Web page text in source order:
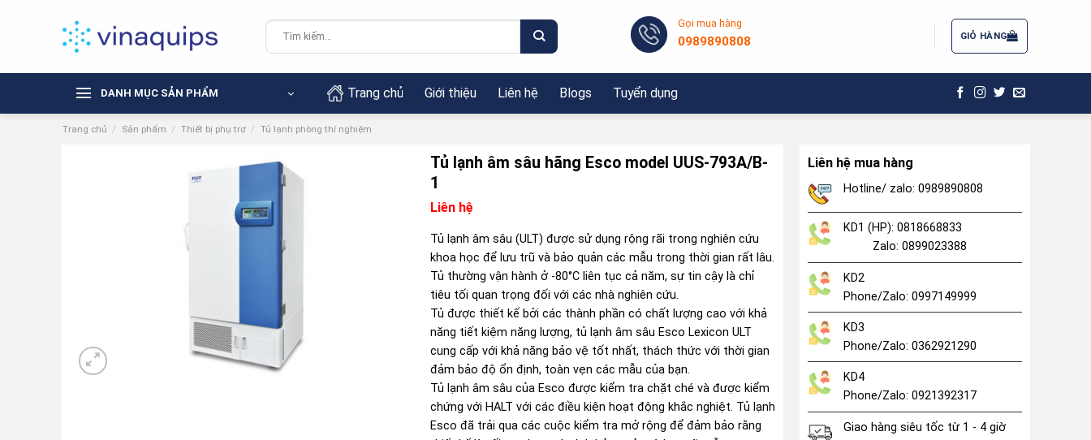
Tìm
kiếm:
Gọi mua hàng
0989890808 GIỎ HÀNG
DANH MỤC SẢN PHẨM Trang chủ Giới thiệu Liên hệ Blogs Tuyển dụng
Trang chủ / Sản phẩm / Thiết bị phụ trợ / Tủ lạnh phòng thí nghiệm
Tủ lạnh âm sâu hãng Esco model UUS-793A/B-
1
Liên hệ
Tủ lạnh âm sâu (ULT) được sử dụng rộng rãi trong nghiên cứu
khoa học để lưu trũ và bảo quản các mẫu trong thời gian rất lâu.
Tủ thường vận hành ở -80°C liên tục cả năm, sự tin cậy là chỉ
tiêu tối quan trọng đối với các nhà nghiên cứu.
Tủ được thiết kế bởi các thành phần có chất lượng cao với khả
năng tiết kiệm năng lượng, tủ lạnh âm sâu Esco Lexicon ULT
cung cấp với khả năng bảo vệ tốt nhất, thách thức với thời gian
đảm bảo độ ổn định, toàn vẹn các mẫu của bạn.
Tủ lạnh âm sâu của Esco được kiểm tra chặt ché và được kiểm
chứng với HALT với các điều kiện hoạt động khắc nghiệt. Tủ lạnh
Esco đã trải qua các cuộc kiểm tra mở rộng để đảm bảo rằng
Liên hệ mua hàng
Hotline/ zalo: 0989890808
KD1 (HP): 0818668833
Zalo: 0899023388
KD2
Phone/Zalo: 0997149999
KD3
Phone/Zalo: 0362921290
KD4
Phone/Zalo: 0921392317
Giao hàng siêu tốc từ 1 - 4 giờ